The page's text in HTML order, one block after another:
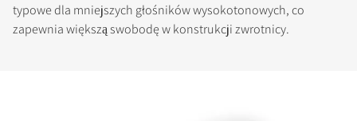
typowe dla mniejszych głośników wysokotonowych, co
zapewnia większą swobodę w konstrukcji zwrotnicy.